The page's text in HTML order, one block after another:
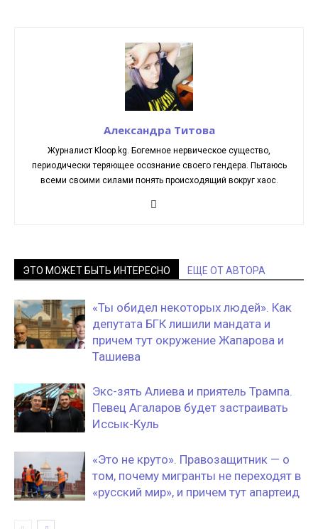
Александра Титова
Журналист Kloop.kg. Богемное нервическое существо,
периодически теряющее осознание своего гендера. Пытаюсь
всеми своими силами понять происходящий вокруг хаос.
ЭТО МОЖЕТ БЫТЬ ИНТЕРЕСНО ЕЩЕ ОТ АВТОРА
«Ты обидел некоторых людей». Как
депутата БГК лишили мандата и
причем тут окружение Жапарова и
Ташиева
Экс-зять Алиева и приятель Трампа.
Певец Агаларов будет застраивать
Иссык-Куль
«Это не круто». Правозащитник — о
том, почему мигранты не переходят в
«русский мир», и причем тут апартеид